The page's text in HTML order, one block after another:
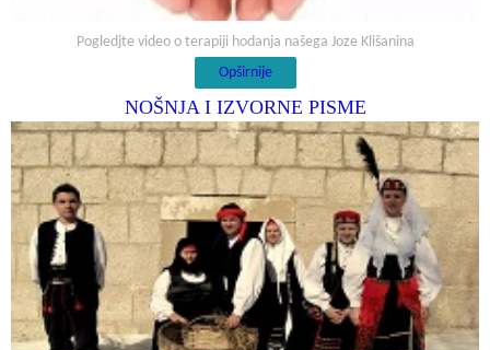
Pogledjte video o terapiji hodanja našega Joze Klišanina
Opširnije
NOŠNJA I IZVORNE PISME